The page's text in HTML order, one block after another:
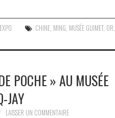
CHINE, MING, MUSÉE GUIMET, OR,
POCHE » AU MUSÉE
JAY
LAISSER UN COMMENTAIRE